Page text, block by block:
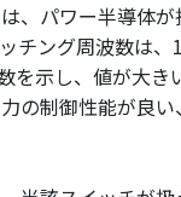
、パワー半導体
チング周波数は
を示し、値が大き
の制御性能が良